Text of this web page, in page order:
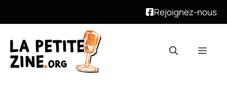
Rejoignez-nous
contenu